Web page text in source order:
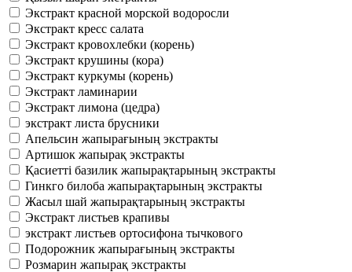
Экстракт красной морской водоросли
Экстракт кресс салата
Экстракт кровохлебки (корень)
Экстракт крушины (кора)
Экстракт куркумы (корень)
Экстракт ламинарии
Экстракт лимона (цедра)
экстракт листа брусники
Апельсин жапырағының экстракты
Артишок жапырақ экстракты
Қасиетті базилик жапырақтарының экстракты
Гинкго билоба жапырақтарының экстракты
Жасыл шай жапырақтарының экстракты
Экстракт листьев крапивы
экстракт листьев ортосифона тычкового
Подорожник жапырағының экстракты
Розмарин жапырақ экстракты